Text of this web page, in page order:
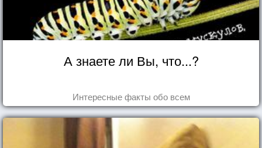
А знаете ли Вы, что...?
Интересные факты обо всем